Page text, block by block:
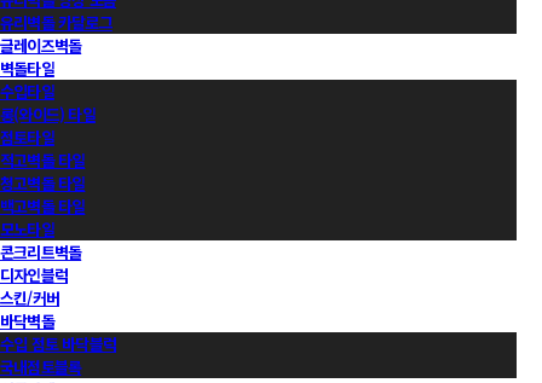
유리벽돌 카달로그
글레이즈벽돌
벽돌타일
수입타일
롱(와이드) 타일
점토타일
적고벽돌 타일
청고벽돌 타일
백고벽돌 타일
모노타일
콘크리트벽돌
디자인블럭
스킨/커버
바닥벽돌
수입 점토 바닥블럭
국내점토블록